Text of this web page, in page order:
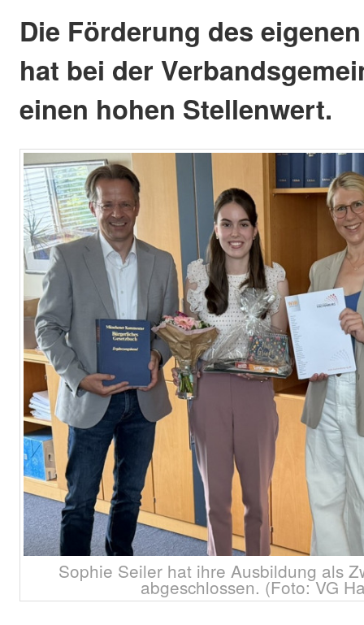
Die Förderung des
hat bei der
einen hohen Stellenwert.
Sophie Seiler hat ihre Ausbildung als
abgeschlossen. (Foto: VG